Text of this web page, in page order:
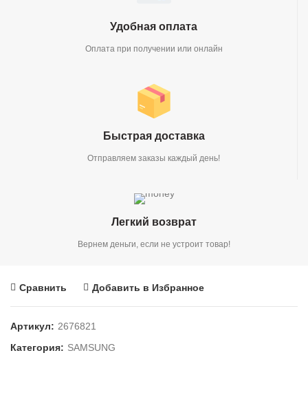
Удобная оплата
Оплата при получении или онлайн
Быстрая доставка
Отправляем заказы каждый день!
Легкий возврат
Вернем деньги, если не устроит товар!
Сравнить Добавить в Избранное
Артикул: 2676821
Категория: SAMSUNG